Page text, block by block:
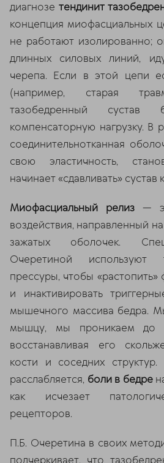
диагнозе тендинит
концепция миофасциальных
не работают изолированно;
длинных силовых линий,
черепа. Если в этой цепи
(например, старая
тазобедренный
компенсаторную нагрузку. В
соединительнотканная
свою эластичность,
начинает «сдавливать» сустав
Миофасциальный релиз —
воздействия, направленный
зажатых оболочек.
Очеретиной используют
прессуры, чтобы «растопить»
и инактивировать
мышечного массива бедра.
мышцу, мы проникаем до
восстанавливая его
кости и соседних
расслабляется, боли в бедре
как исчезает
рецепторов.
П.Б. Очеретина в своих